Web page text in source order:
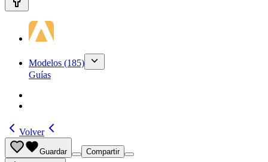
Modelos (185)
Guías
Volver
Guardar
Compartir